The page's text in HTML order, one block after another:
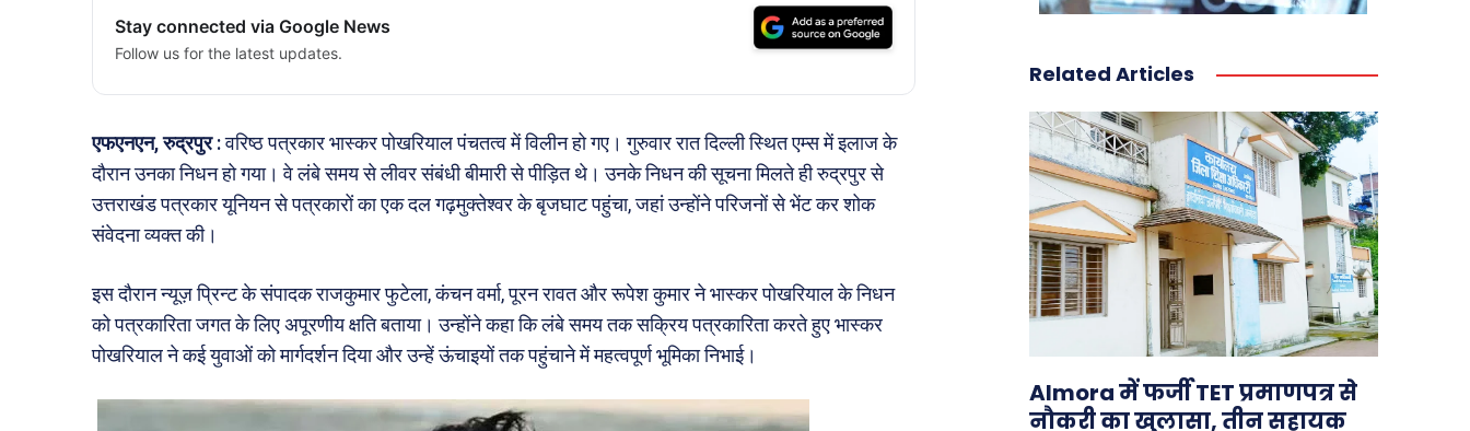
Stay connected via Google News
Follow us for the latest updates.
एफएनएन, रुद्रपुर :वरिष्ठ पत्रकार भास्कर पोखरियाल पंचतत्व में विलीन हो गए। गुरुवार रात दिल्ली स्थित एम्स में इलाज के
दौरान उनका निधन हो गया। वे लंबे समय से लीवर संबंधी बीमारी से पीड़ित थे। उनके निधन की सूचना मिलते ही रुद्रपुर से
उत्तराखंड पत्रकार यूनियन से पत्रकारों का एक दल गढ़मुक्तेश्वर के बृजघाट पहुंचा, जहां उन्होंने परिजनों से भेंट कर शोक
संवेदना व्यक्त की।
इस दौरान न्यूज़ प्रिन्ट के संपादक राजकुमार फुटेला, कंचन वर्मा, पूरन रावत और रूपेश कुमार ने भास्कर पोखरियाल के निधन
को पत्रकारिता जगत के लिए अपूरणीय क्षति बताया। उन्होंने कहा कि लंबे समय तक सक्रिय पत्रकारिता करते हुए भास्कर
पोखरियाल ने कई युवाओं को मार्गदर्शन दिया और उन्हें ऊंचाइयों तक पहुंचाने में महत्वपूर्ण भूमिका निभाई।
Related Articles
Almora में फर्जी TET प्रमाणपत्र से
नौकरी का खुलासा, तीन सहायक